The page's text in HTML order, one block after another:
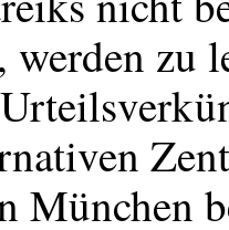
werden
München